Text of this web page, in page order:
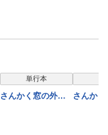
単行本
さんかく窓の外側
さんか